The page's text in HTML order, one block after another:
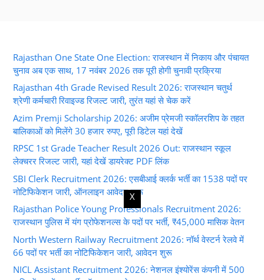
Rajasthan One State One Election: राजस्थान में निकाय और पंचायत
चुनाव अब एक साथ, 17 नवंबर 2026 तक पूरी होगी चुनावी प्रक्रिया
Rajasthan 4th Grade Revised Result 2026: राजस्थान चतुर्थ
श्रेणी कर्मचारी रिवाइज्ड रिजल्ट जारी, तुरंत यहां से चेक करें
Azim Premji Scholarship 2026: अजीम प्रेमजी स्कॉलरशिप के तहत
बालिकाओं को मिलेंगे 30 हजार रुपए, पूरी डिटेल यहां देखें
RPSC 1st Grade Teacher Result 2026 Out: राजस्थान स्कूल
लेक्चरर रिजल्ट जारी, यहां देखें डायरेक्ट PDF लिंक
SBI Clerk Recruitment 2026: एसबीआई क्लर्क भर्ती का 1538 पदों पर
नोटिफिकेशन जारी, ऑनलाइन आवेदन शुरू
Rajasthan Police Young Professionals Recruitment 2026:
राजस्थान पुलिस में यंग प्रोफेशनल्स के पदों पर भर्ती, ₹45,000 मासिक वेतन
North Western Railway Recruitment 2026: नॉर्थ वेस्टर्न रेलवे में
66 पदों पर भर्ती का नोटिफिकेशन जारी, आवेदन शुरू
NICL Assistant Recruitment 2026: नेशनल इंश्योरेंस कंपनी में 500
X